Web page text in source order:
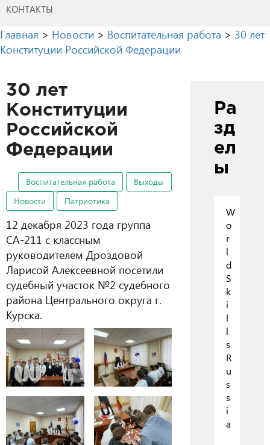
КОНТАКТЫ
Главная > Новости > Воспитательная работа > 30 лет
Конституции Российской Федерации
30 лет
Конституции
Российской
Федерации
Воспитательная работа
Выходы
Новости
Патриотика
12 декабря 2023 года группа
СА-211 с классным
руководителем Дроздовой
Ларисой Алексеевной посетили
судебный участок №2 судебного
района Центрального округа г.
Курска.
Ра
зд
ел
ы
W
o
r
l
d
S
k
i
l
l
s
R
u
s
s
i
a